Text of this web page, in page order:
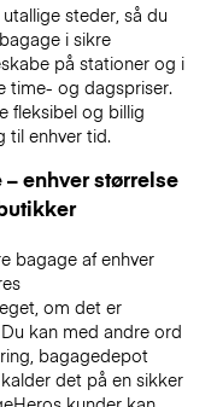
steder, så du
i sikre
på stationer og i
time- og dagspriser.
fleksibel og billig
til enhver tid.
enhver størrelse
bagage af enhver
om det er
kan med andre ord
bagagedepot
det på en sikker